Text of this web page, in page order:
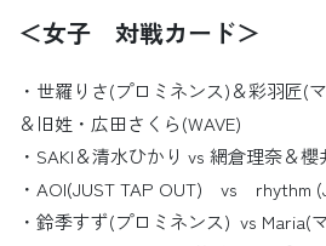
＜女子 対戦カード＞
・世羅りさ(プロミネンス)＆彩羽匠(
＆旧姓・広田さくら(WAVE)
・SAKI＆清水ひかり vs 網倉理奈＆櫻
・AOI(JUST TAP OUT) vs rhythm
・鈴季すず(プロミネンス) vs Maria(